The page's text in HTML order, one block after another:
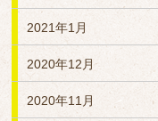
2021年1月
2020年12月
2020年11月